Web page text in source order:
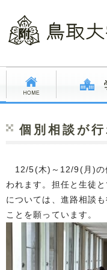
個別相談が
12/5(木)～12/9(月)の
われます。担任と生徒
については、進路相談
ことを願っています。